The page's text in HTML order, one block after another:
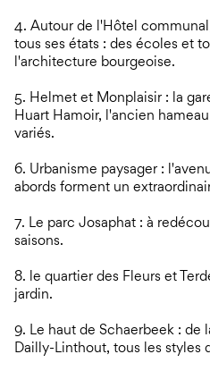
4. Autour de l'Hôtel
tous ses états : des écoles et
l'architecture bourgeoise.
5. Helmet et Monplaisir : la
Huart Hamoir, l'ancien
variés.
6. Urbanisme paysager :
abords forment un
7. Le parc Josaphat : à
saisons.
8. le quartier des Fleurs et
jardin.
9. Le haut de Schaerbeek : de
Dailly-Linthout, tous les styles